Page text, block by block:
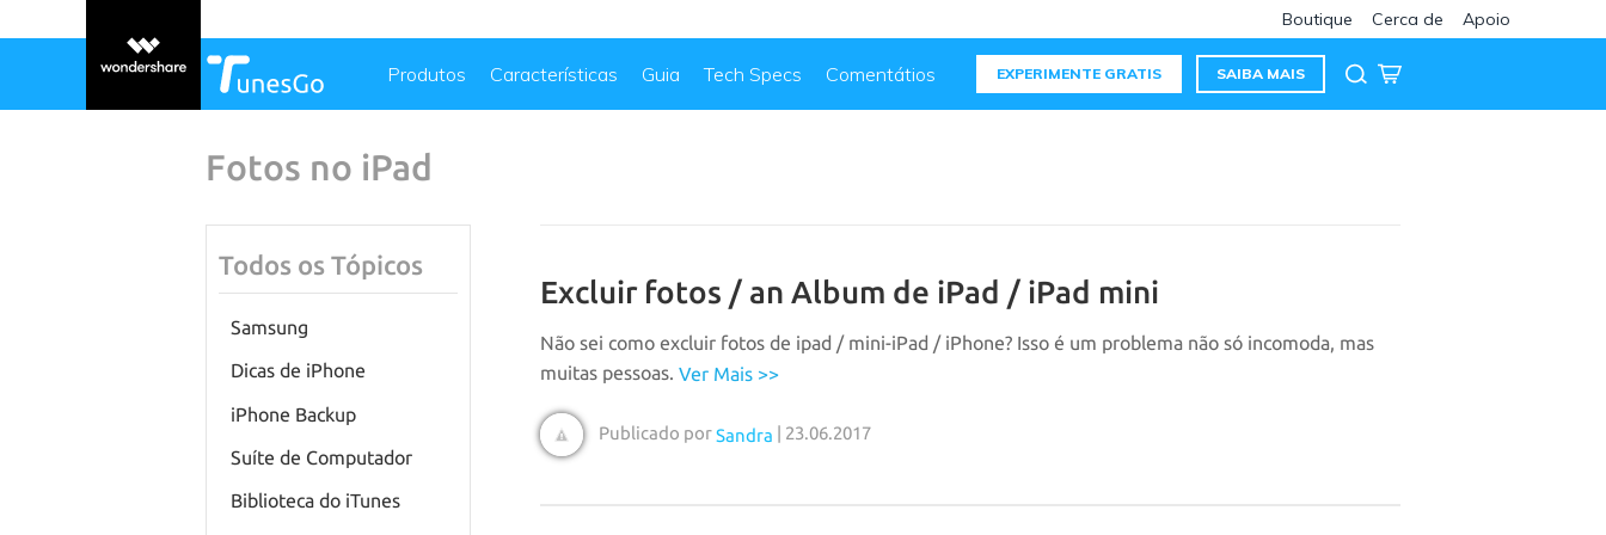
Boutique Cerca de Apoio
Produtos Características Guia Tech Specs Comentátios EXPERIMENTE GRATIS SAIBA MAIS
Fotos no iPad
Todos os Tópicos
Samsung
Dicas de iPhone
iPhone Backup
Suíte de Computador
Biblioteca do iTunes
Excluir fotos / an Album de iPad / iPad mini
Não sei como excluir fotos de ipad / mini-iPad / iPhone? Isso é um problema não só incomoda, mas
muitas pessoas. Ver Mais >>
Publicado porSandra | 23.06.2017